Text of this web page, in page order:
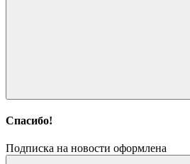
Спасибо!
Подписка на новости оформлена